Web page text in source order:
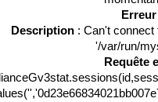
Description: Can't connect
'/var/run/
Requête